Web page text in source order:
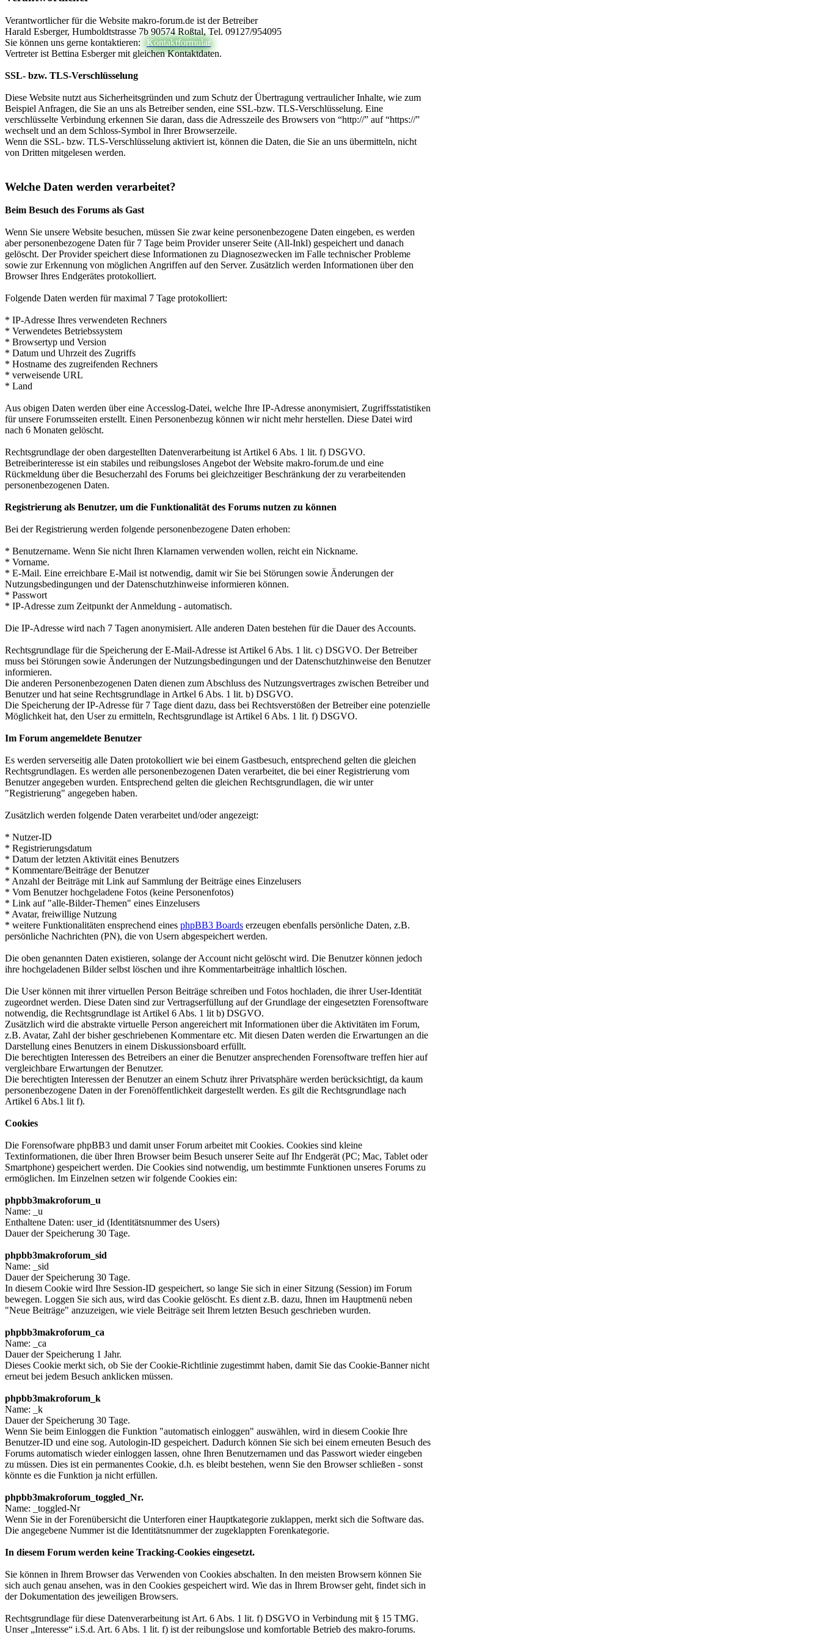
Verantwortlicher für die Website makro-forum.de ist der Betreiber
Harald Esberger, Humboldtstrasse 7b 90574 Roßtal, Tel. 09127/954095
Sie können uns gerne kontaktieren:
Kontaktformular
Vertreter ist Bettina Esberger mit gleichen Kontaktdaten.
SSL- bzw. TLS-Verschlüsselung
Diese Website nutzt aus Sicherheitsgründen und zum Schutz der Übertragung vertraulicher Inhalte, wie zum
Beispiel Anfragen, die Sie an uns als Betreiber senden, eine SSL-bzw. TLS-Verschlüsselung. Eine
verschlüsselte Verbindung erkennen Sie daran, dass die Adresszeile des Browsers von “http://” auf “https://”
wechselt und an dem Schloss-Symbol in Ihrer Browserzeile.
Wenn die SSL- bzw. TLS-Verschlüsselung aktiviert ist, können die Daten, die Sie an uns übermitteln, nicht
von Dritten mitgelesen werden.
Welche Daten werden verarbeitet?
Beim Besuch des Forums als Gast
Wenn Sie unsere Website besuchen, müssen Sie zwar keine personenbezogene Daten eingeben, es werden
aber personenbezogene Daten für 7 Tage beim Provider unserer Seite (All-Inkl) gespeichert und danach
gelöscht. Der Provider speichert diese Informationen zu Diagnosezwecken im Falle technischer Probleme
sowie zur Erkennung von möglichen Angriffen auf den Server. Zusätzlich werden Informationen über den
Browser Ihres Endgerätes protokolliert.
Folgende Daten werden für maximal 7 Tage protokolliert:
* IP-Adresse Ihres verwendeten Rechners
* Verwendetes Betriebssystem
* Browsertyp und Version
* Datum und Uhrzeit des Zugriffs
* Hostname des zugreifenden Rechners
* verweisende URL
* Land
Aus obigen Daten werden über eine Accesslog-Datei, welche Ihre IP-Adresse anonymisiert, Zugriffsstatistiken
für unsere Forumsseiten erstellt. Einen Personenbezug können wir nicht mehr herstellen. Diese Datei wird
nach 6 Monaten gelöscht.
Rechtsgrundlage der oben dargestellten Datenverarbeitung ist Artikel 6 Abs. 1 lit. f) DSGVO.
Betreiberinteresse ist ein stabiles und reibungsloses Angebot der Website makro-forum.de und eine
Rückmeldung über die Besucherzahl des Forums bei gleichzeitiger Beschränkung der zu verarbeitenden
personenbezogenen Daten.
Registrierung als Benutzer, um die Funktionalität des Forums nutzen zu können
Bei der Registrierung werden folgende personenbezogene Daten erhoben:
* Benutzername. Wenn Sie nicht Ihren Klarnamen verwenden wollen, reicht ein Nickname.
* Vorname.
* E-Mail. Eine erreichbare E-Mail ist notwendig, damit wir Sie bei Störungen sowie Änderungen der
Nutzungsbedingungen und der Datenschutzhinweise informieren können.
* Passwort
* IP-Adresse zum Zeitpunkt der Anmeldung - automatisch.
Die IP-Adresse wird nach 7 Tagen anonymisiert. Alle anderen Daten bestehen für die Dauer des Accounts.
Rechtsgrundlage für die Speicherung der E-Mail-Adresse ist Artikel 6 Abs. 1 lit. c) DSGVO. Der Betreiber
muss bei Störungen sowie Änderungen der Nutzungsbedingungen und der Datenschutzhinweise den Benutzer
informieren.
Die anderen Personenbezogenen Daten dienen zum Abschluss des Nutzungsvertrages zwischen Betreiber und
Benutzer und hat seine Rechtsgrundlage in Artkel 6 Abs. 1 lit. b) DSGVO.
Die Speicherung der IP-Adresse für 7 Tage dient dazu, dass bei Rechtsverstößen der Betreiber eine potenzielle
Möglichkeit hat, den User zu ermitteln, Rechtsgrundlage ist Artikel 6 Abs. 1 lit. f) DSGVO.
Im Forum angemeldete Benutzer
Es werden serverseitig alle Daten protokolliert wie bei einem Gastbesuch, entsprechend gelten die gleichen
Rechtsgrundlagen. Es werden alle personenbezogenen Daten verarbeitet, die bei einer Registrierung vom
Benutzer angegeben wurden. Entsprechend gelten die gleichen Rechtsgrundlagen, die wir unter
"Registrierung" angegeben haben.
Zusätzlich werden folgende Daten verarbeitet und/oder angezeigt:
* Nutzer-ID
* Registrierungsdatum
* Datum der letzten Aktivität eines Benutzers
* Kommentare/Beiträge der Benutzer
* Anzahl der Beiträge mit Link auf Sammlung der Beiträge eines Einzelusers
* Vom Benutzer hochgeladene Fotos (keine Personenfotos)
* Link auf "alle-Bilder-Themen" eines Einzelusers
* Avatar, freiwillige Nutzung
* weitere Funktionalitäten ensprechend eines phpBB3 Boards erzeugen ebenfalls persönliche Daten, z.B.
persönliche Nachrichten (PN), die von Usern abgespeichert werden.
Die oben genannten Daten existieren, solange der Account nicht gelöscht wird. Die Benutzer können jedoch
ihre hochgeladenen Bilder selbst löschen und ihre Kommentarbeiträge inhaltlich löschen.
Die User können mit ihrer virtuellen Person Beiträge schreiben und Fotos hochladen, die ihrer User-Identität
zugeordnet werden. Diese Daten sind zur Vertragserfüllung auf der Grundlage der eingesetzten Forensoftware
notwendig, die Rechtsgrundlage ist Artikel 6 Abs. 1 lit b) DSGVO.
Zusätzlich wird die abstrakte virtuelle Person angereichert mit Informationen über die Aktivitäten im Forum,
z.B. Avatar, Zahl der bisher geschriebenen Kommentare etc. Mit diesen Daten werden die Erwartungen an die
Darstellung eines Benutzers in einem Diskussionsboard erfüllt.
Die berechtigten Interessen des Betreibers an einer die Benutzer ansprechenden Forensoftware treffen hier auf
vergleichbare Erwartungen der Benutzer.
Die berechtigten Interessen der Benutzer an einem Schutz ihrer Privatsphäre werden berücksichtigt, da kaum
personenbezogene Daten in der Forenöffentlichkeit dargestellt werden. Es gilt die Rechtsgrundlage nach
Artikel 6 Abs.1 lit f).
Cookies
Die Forensofware phpBB3 und damit unser Forum arbeitet mit Cookies. Cookies sind kleine
Textinformationen, die über Ihren Browser beim Besuch unserer Seite auf Ihr Endgerät (PC; Mac, Tablet oder
Smartphone) gespeichert werden. Die Cookies sind notwendig, um bestimmte Funktionen unseres Forums zu
ermöglichen. Im Einzelnen setzen wir folgende Cookies ein:
phpbb3makroforum_u
Name: _u
Enthaltene Daten: user_id (Identitätsnummer des Users)
Dauer der Speicherung 30 Tage.
phpbb3makroforum_sid
Name: _sid
Dauer der Speicherung 30 Tage.
In diesem Cookie wird Ihre Session-ID gespeichert, so lange Sie sich in einer Sitzung (Session) im Forum
bewegen. Loggen Sie sich aus, wird das Cookie gelöscht. Es dient z.B. dazu, Ihnen im Hauptmenü neben
"Neue Beiträge" anzuzeigen, wie viele Beiträge seit Ihrem letzten Besuch geschrieben wurden.
phpbb3makroforum_ca
Name: _ca
Dauer der Speicherung 1 Jahr.
Dieses Cookie merkt sich, ob Sie der Cookie-Richtlinie zugestimmt haben, damit Sie das Cookie-Banner nicht
erneut bei jedem Besuch anklicken müssen.
phpbb3makroforum_k
Name: _k
Dauer der Speicherung 30 Tage.
Wenn Sie beim Einloggen die Funktion "automatisch einloggen" auswählen, wird in diesem Cookie Ihre
Benutzer-ID und eine sog. Autologin-ID gespeichert. Dadurch können Sie sich bei einem erneuten Besuch des
Forums automatisch wieder einloggen lassen, ohne Ihren Benutzernamen und das Passwort wieder eingeben
zu müssen. Dies ist ein permanentes Cookie, d.h. es bleibt bestehen, wenn Sie den Browser schließen - sonst
könnte es die Funktion ja nicht erfüllen.
phpbb3makroforum_toggled_Nr.
Name: _toggled-Nr
Wenn Sie in der Forenübersicht die Unterforen einer Hauptkategorie zuklappen, merkt sich die Software das.
Die angegebene Nummer ist die Identitätsnummer der zugeklappten Forenkategorie.
In diesem Forum werden keine Tracking-Cookies eingesetzt.
Sie können in Ihrem Browser das Verwenden von Cookies abschalten. In den meisten Browsern können Sie
sich auch genau ansehen, was in den Cookies gespeichert wird. Wie das in Ihrem Browser geht, findet sich in
der Dokumentation des jeweiligen Browsers.
Rechtsgrundlage für diese Datenverarbeitung ist Art. 6 Abs. 1 lit. f) DSGVO in Verbindung mit § 15 TMG.
Unser „Interesse“ i.S.d. Art. 6 Abs. 1 lit. f) ist der reibungslose und komfortable Betrieb des makro-forums.